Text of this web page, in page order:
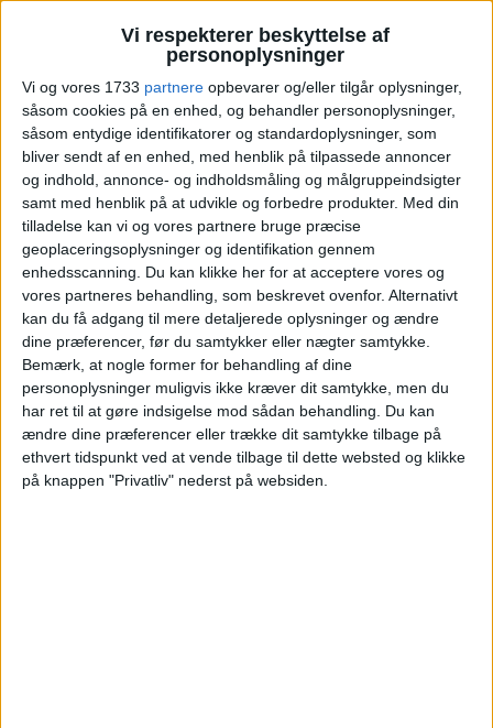
Vi respekterer beskyttelse af
personoplysninger
Vi og vores 1733 partnere opbevarer og/eller tilgår oplysninger,
såsom cookies på en enhed, og behandler personoplysninger,
såsom entydige identifikatorer og standardoplysninger, som
bliver sendt af en enhed, med henblik på tilpassede annoncer
og indhold, annonce- og indholdsmåling og målgruppeindsigter
samt med henblik på at udvikle og forbedre produkter. Med din
tilladelse kan vi og vores partnere bruge præcise
geoplaceringsoplysninger og identifikation gennem
enhedsscanning. Du kan klikke her for at acceptere vores og
vores partneres behandling, som beskrevet ovenfor. Alternativt
kan du få adgang til mere detaljerede oplysninger og ændre
dine præferencer, før du samtykker eller nægter samtykke.
Bemærk, at nogle former for behandling af dine
personoplysninger muligvis ikke kræver dit samtykke, men du
har ret til at gøre indsigelse mod sådan behandling.
Du kan
ændre dine præferencer eller trække dit samtykke tilbage på
ethvert tidspunkt ved at vende tilbage til dette websted og klikke
på knappen "Privatliv" nederst på websiden.
Danmark som kampagnen “Elsker Danmark”,
der i år afholdes for fjerde gang.
TURISME NYHEDER
ANNONCE